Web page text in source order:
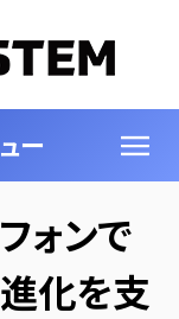
ー
ォンで
化を支